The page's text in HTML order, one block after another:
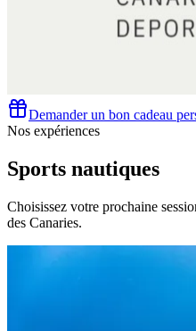
Demander un bon cadeau
Nos expériences
Sports nautiques
Choisissez votre prochaine
des Canaries.